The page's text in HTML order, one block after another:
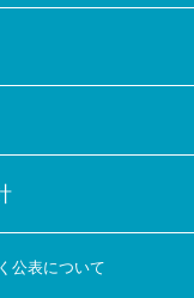
公表について